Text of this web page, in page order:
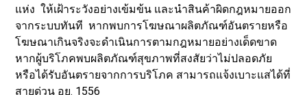
แห่ง ให้เฝ้าระวังอย่างเข้มข้น และนำสินค้าผิดกฎหมายออก
จากระบบทันที หากพบการโฆษณาผลิตภัณฑ์อันตรายหรือ
โฆษณาเกินจริงจะดำเนินการตามกฎหมายอย่างเด็ดขาด
หากผู้บริโภคพบผลิตภัณฑ์สุขภาพที่สงสัยว่าไม่ปลอดภัย
หรือได้รับอันตรายจากการบริโภค สามารถแจ้งเบาะแสได้ที่
สายด่วน อย. 1556